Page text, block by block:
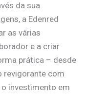
da sua
a Edenred
as várias
e a criar
prática – desde
revigorante com
investimento em